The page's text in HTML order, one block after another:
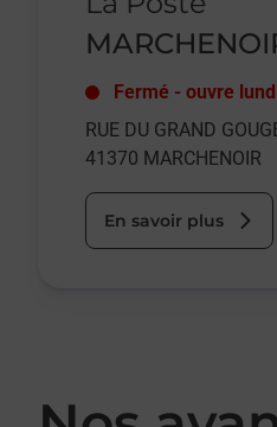
Fermé - ouvre
RUE DU GRAND
41370 MARCHENOIR
En savoir plus